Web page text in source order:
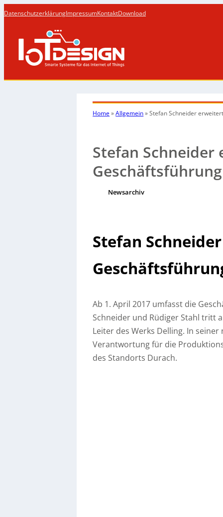
DatenschutzerklärungImpressumKontaktDownload
Home»Allgemein»Stefan Schneider
Stefan Schneider
Geschäftsführung
Newsarchiv
Stefan
Ab 1. April 2017 umfasst die
Schneider und Rüdiger Stahl tritt
Leiter des Werks Delling. In
Verantwortung für die
des Standorts Durach.